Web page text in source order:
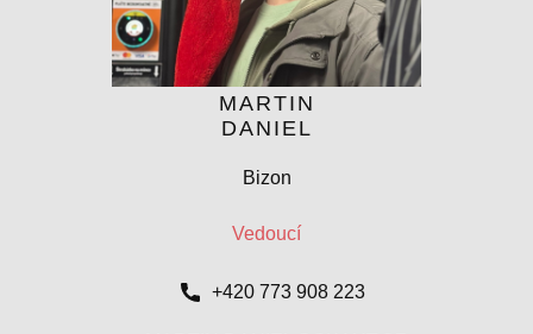
MARTIN
DANIEL
Bizon
Vedoucí
+420 773 908 223